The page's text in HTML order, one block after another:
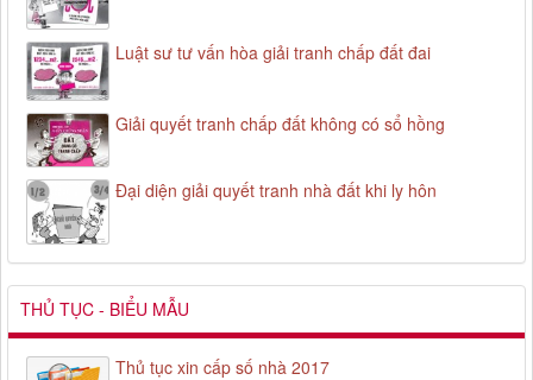
Luật sư tư vấn hòa giải tranh chấp đất đai
Giải quyết tranh chấp đất không có sổ hồng
Đại diện giải quyết tranh nhà đất khi ly hôn
THỦ TỤC - BIỂU MẪU
Thủ tục xin cấp số nhà 2017